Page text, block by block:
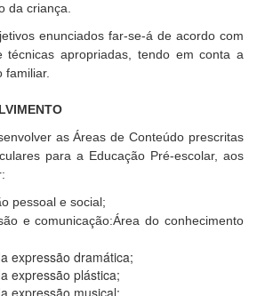
da criança.
enunciados far-se-á de acordo com
técnicas apropriadas, tendo em conta a
familiar.
as Áreas de Conteúdo prescritas
para a Educação Pré-escolar, aos
pessoal e social;
e comunicação:Área do conhecimento
expressão dramática;
expressão plástica;